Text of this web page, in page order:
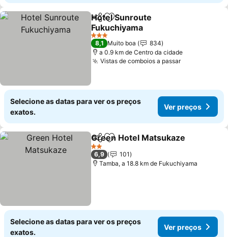
PartilharAdicionar aos favoritos
Hotel Sunroute
Fukuchiyama
3 Estrelas
8,1 Muito boa
834
a 0.9 km de Centro da cidade
Vistas de comboios a passar
Selecione as datas para ver os preços
exatos.
Ver preços
PartilharAdicionar aos favoritos
Green Hotel Matsukaze
2 Estrelas
6,9
101
Tamba, a 18.8 km de Fukuchiyama
Selecione as datas para ver os preços
exatos.
Ver preços